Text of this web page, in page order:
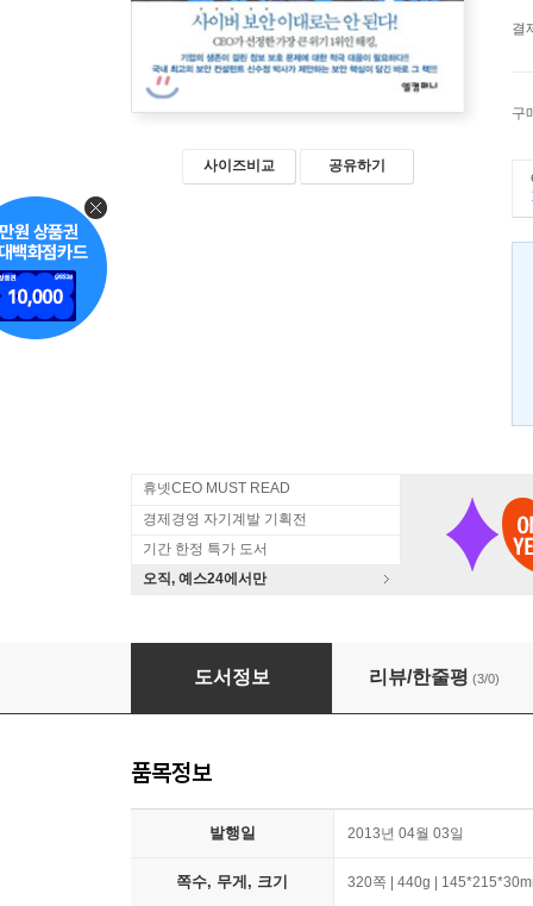
사이즈비교 공유하기
결
구
휴넷CEO MUST READ
경제경영 자기계발 기획전
기간 한정 특가 도서
오직, 예스24에서만
보안으로 혁신하라
도서정보 리뷰/한줄평 (3/0)
품목정보
발행일 2013년 04월 03일
쪽수, 무게, 크기 320쪽 | 440g |